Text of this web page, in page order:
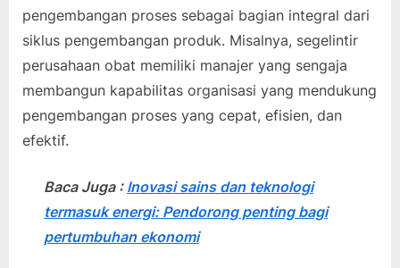
pengembangan proses sebagai bagian integral dari
siklus pengembangan produk. Misalnya, segelintir
perusahaan obat memiliki manajer yang sengaja
membangun kapabilitas organisasi yang mendukung
pengembangan proses yang cepat, efisien, dan
efektif.
Baca Juga : Inovasi sains dan teknologi
termasuk energi: Pendorong penting bagi
pertumbuhan ekonomi